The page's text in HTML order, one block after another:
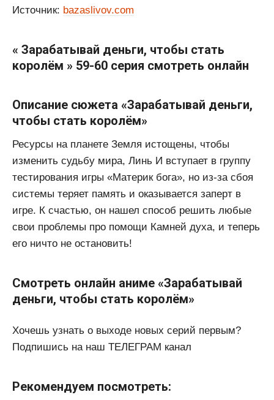
Источник: bazaslivov.com
« Зарабатывай деньги, чтобы стать
королём » 59-60 серия смотреть онлайн
Описание сюжета «Зарабатывай деньги,
чтобы стать королём»
Ресурсы на планете Земля истощены, чтобы
изменить судьбу мира, Линь И вступает в группу
тестирования игры «Материк бога», но из-за сбоя
системы теряет память и оказывается заперт в
игре. К счастью, он нашел способ решить любые
свои проблемы про помощи Камней духа, и теперь
его ничто не остановить!
Смотреть онлайн аниме «Зарабатывай
деньги, чтобы стать королём»
Хочешь узнать о выходе новых серий первым?
Подпишись на наш ТЕЛЕГРАМ канал
Рекомендуем посмотреть: